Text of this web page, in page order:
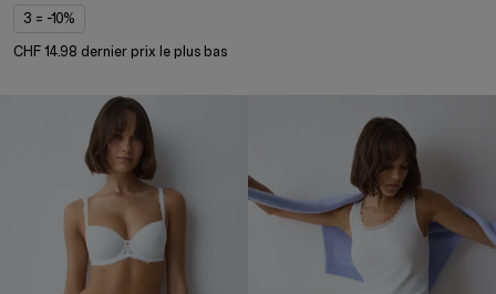
3 = -10%
CHF 14.98 dernier prix le plus bas